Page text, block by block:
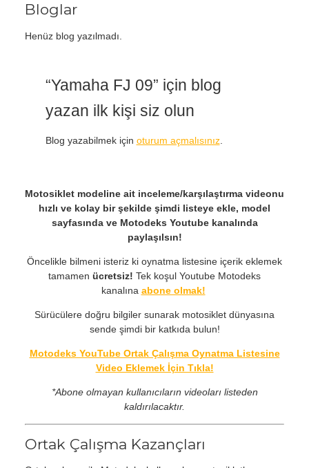
Bloglar
Henüz blog yazılmadı.
“Yamaha FJ 09” için blog
yazan ilk kişi siz olun
Blog yazabilmek için oturum açmalısınız.
Motosiklet modeline ait inceleme/karşılaştırma videonu
hızlı ve kolay bir şekilde şimdi listeye ekle, model
sayfasında ve Motodeks Youtube kanalında
paylaşılsın!
Öncelikle bilmeni isteriz ki oynatma listesine içerik eklemek
tamamen ücretsiz! Tek koşul Youtube Motodeks
kanalına abone olmak!
Sürücülere doğru bilgiler sunarak motosiklet dünyasına
sende şimdi bir katkıda bulun!
Motodeks YouTube Ortak Çalışma Oynatma Listesine
Video Eklemek İçin Tıkla!
*Abone olmayan kullanıcıların videoları listeden
kaldırılacaktır.
Ortak Çalışma Kazançları